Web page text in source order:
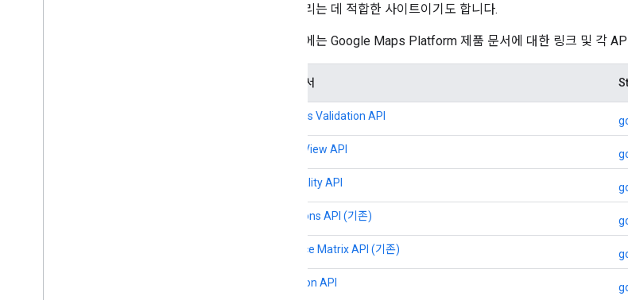
문을 올리는 데 적합한 사이트이기도 합니다.
아래 표에는 Google Maps Platform 제품 문서에 대한 링크 및 각
제품 문서
Address Validation API
Aerial View API
Air Quality API
Directions API (기존)
Distance Matrix API (기존)
Elevation API